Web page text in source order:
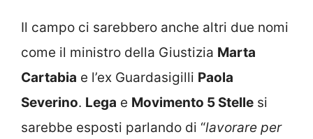
Il campo ci sarebbero anche altri due nomi
come il ministro della Giustizia Marta
Cartabia e l’ex Guardasigilli Paola
Severino. Lega e Movimento 5 Stelle si
sarebbe esposti parlando di “lavorare per